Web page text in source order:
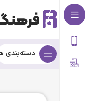
دسته‌بندی